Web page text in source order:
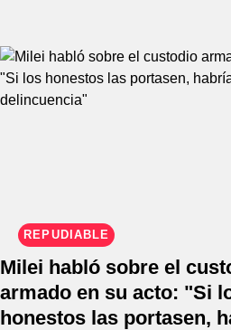
REPUDIABLE
Milei habló sobre el
armado en su acto: "Si
honestos las portasen,